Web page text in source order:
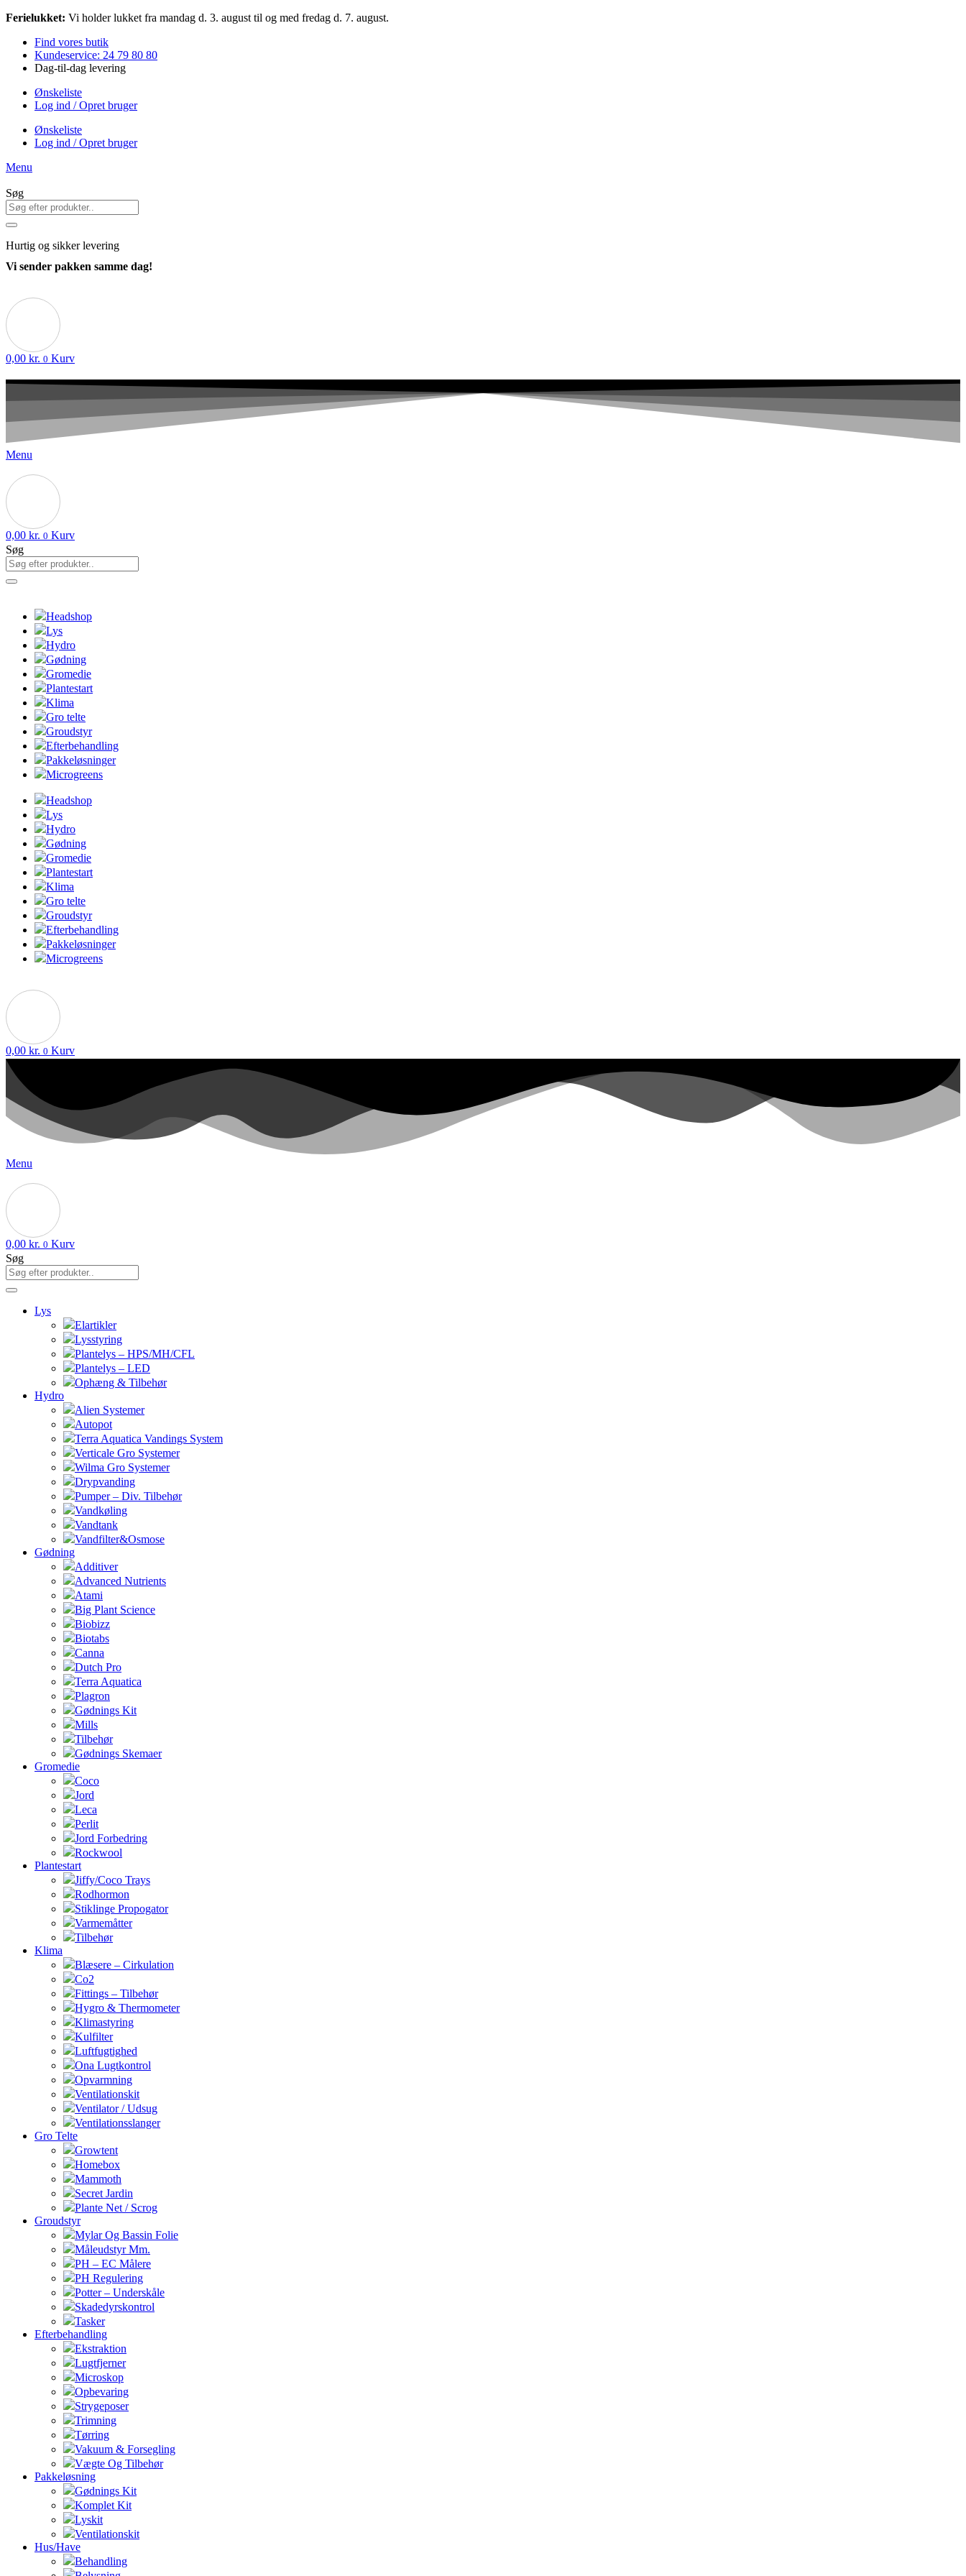
Videre
indhold
Ferielukket: Vi holder lukket fra mandag d. 3. august til og med fredag d. 7. august.
Find vores butik
Kundeservice: 24 79 80 80
Dag-til-dag levering
Ønskeliste
Log ind / Opret bruger
Ønskeliste
Log ind / Opret bruger
Menu
Søg
Hurtig og sikker levering
Vi sender pakken samme dag!
0,00 kr. 0 Kurv
Menu
0,00 kr. 0 Kurv
Søg
Headshop
Lys
Hydro
Gødning
Gromedie
Plantestart
Klima
Gro telte
Groudstyr
Efterbehandling
Pakkeløsninger
Microgreens
Headshop
Lys
Hydro
Gødning
Gromedie
Plantestart
Klima
Gro telte
Groudstyr
Efterbehandling
Pakkeløsninger
Microgreens
0,00 kr. 0 Kurv
Menu
0,00 kr. 0 Kurv
Søg
Lys
Elartikler
Lysstyring
Plantelys – HPS/MH/CFL
Plantelys – LED
Ophæng & Tilbehør
Hydro
Alien Systemer
Autopot
Terra Aquatica Vandings System
Verticale Gro Systemer
Wilma Gro Systemer
Drypvanding
Pumper – Div. Tilbehør
Vandkøling
Vandtank
Vandfilter&Osmose
Gødning
Additiver
Advanced Nutrients
Atami
Big Plant Science
Biobizz
Biotabs
Canna
Dutch Pro
Terra Aquatica
Plagron
Gødnings Kit
Mills
Tilbehør
Gødnings Skemaer
Gromedie
Coco
Jord
Leca
Perlit
Jord Forbedring
Rockwool
Plantestart
Jiffy/Coco Trays
Rodhormon
Stiklinge Propogator
Varmemåtter
Tilbehør
Klima
Blæsere – Cirkulation
Co2
Fittings – Tilbehør
Hygro & Thermometer
Klimastyring
Kulfilter
Luftfugtighed
Ona Lugtkontrol
Opvarmning
Ventilationskit
Ventilator / Udsug
Ventilationsslanger
Gro Telte
Growtent
Homebox
Mammoth
Secret Jardin
Plante Net / Scrog
Groudstyr
Mylar Og Bassin Folie
Måleudstyr Mm.
PH – EC Målere
PH Regulering
Potter – Underskåle
Skadedyrskontrol
Tasker
Efterbehandling
Ekstraktion
Lugtfjerner
Microskop
Opbevaring
Strygeposer
Trimning
Tørring
Vakuum & Forsegling
Vægte Og Tilbehør
Pakkeløsning
Gødnings Kit
Komplet Kit
Lyskit
Ventilationskit
Hus/Have
Behandling